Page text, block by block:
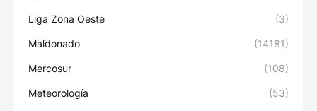
Liga Zona Oeste (3)
Maldonado (14181)
Mercosur (108)
Meteorología (53)